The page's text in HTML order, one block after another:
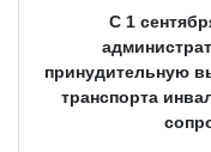
С 1
принудительную
транспорта